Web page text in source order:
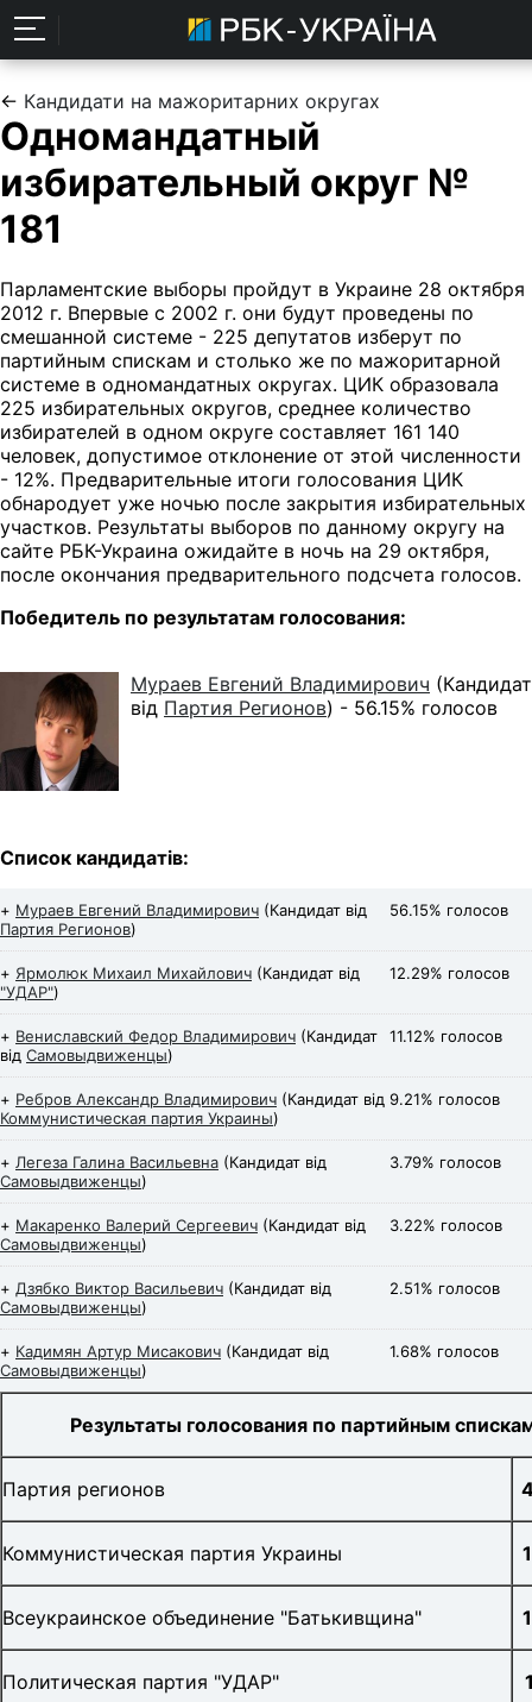
← Кандидати на мажоритарних округах
Одномандатный
избирательный округ №
181
Парламентские выборы пройдут в Украине 28 октября
2012 г. Впервые с 2002 г. они будут проведены по
смешанной системе - 225 депутатов изберут по
партийным спискам и столько же по мажоритарной
системе в одномандатных округах. ЦИК образовала
225 избирательных округов, среднее количество
избирателей в одном округе составляет 161 140
человек, допустимое отклонение от этой численности
- 12%. Предварительные итоги голосования ЦИК
обнародует уже ночью после закрытия избирательных
участков. Результаты выборов по данному округу на
сайте РБК-Украина ожидайте в ночь на 29 октября,
после окончания предварительного подсчета голосов.
Победитель по результатам голосования:
Мураев Евгений Владимирович (Кандидат
від Партия Регионов) - 56.15% голосов
Список кандидатів:
+ 56.15% голосов
Мураев Евгений Владимирович (Кандидат від
Партия Регионов)
+ 12.29% голосов
Ярмолюк Михаил Михайлович (Кандидат від
"УДАР")
+ 11.12% голосов
Вениславский Федор Владимирович (Кандидат
від Самовыдвиженцы)
+ 9.21% голосов
Ребров Александр Владимирович (Кандидат від
Коммунистическая партия Украины)
+ 3.79% голосов
Легеза Галина Васильевна (Кандидат від
Самовыдвиженцы)
+ 3.22% голосов
Макаренко Валерий Сергеевич (Кандидат від
Самовыдвиженцы)
+ 2.51% голосов
Дзябко Виктор Васильевич (Кандидат від
Самовыдвиженцы)
+ 1.68% голосов
Кадимян Артур Мисакович (Кандидат від
Самовыдвиженцы)
Результаты голосования по партийным
Партия регионов
Коммунистическая партия Украины
Всеукраинское объединение "Батькивщина"
Политическая партия "УДАР"